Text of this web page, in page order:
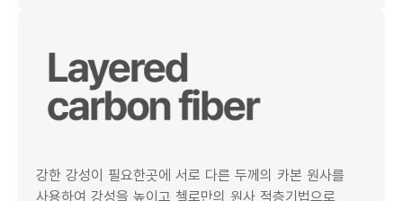
강한 강성이 필요한곳에 서로 다른 두께의 카본 원사를
사용하여 강성을 높이고 첼로만의 원사 적층기법으로